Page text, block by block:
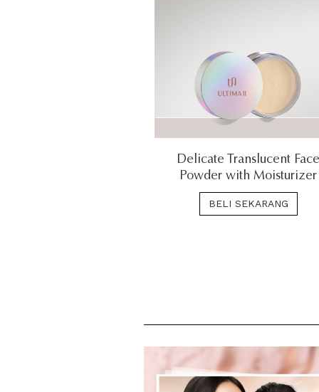
Delicate Translucent
Powder with Moisturizer
BELI SEKARANG